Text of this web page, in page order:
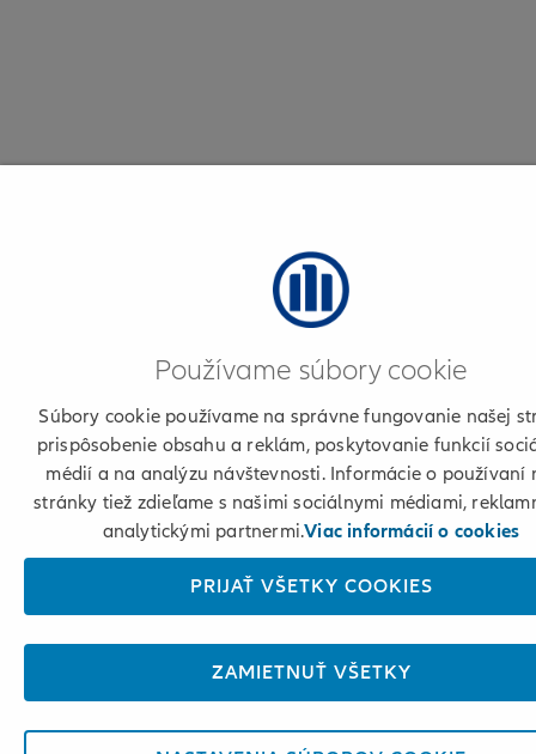
Používame súbory cookie
Súbory cookie používame na správne fungovanie našej
prispôsobenie obsahu a reklám, poskytovanie funkcií
médií a na analýzu návštevnosti. Informácie o používaní
stránky tiež zdieľame s našimi sociálnymi médiami,
analytickými partnermi.Viac informácií o cookies
PRIJAŤ VŠETKY COOKIES
ZAMIETNUŤ VŠETKY